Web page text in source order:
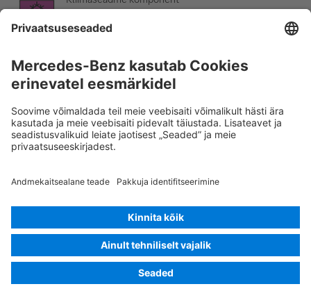
118.310
Keele valimine
© 2026Mercedes-Benz AG
Pakkuja tähistus
Küpsiste seadistused
Andmekaitse
Õiguslik teave